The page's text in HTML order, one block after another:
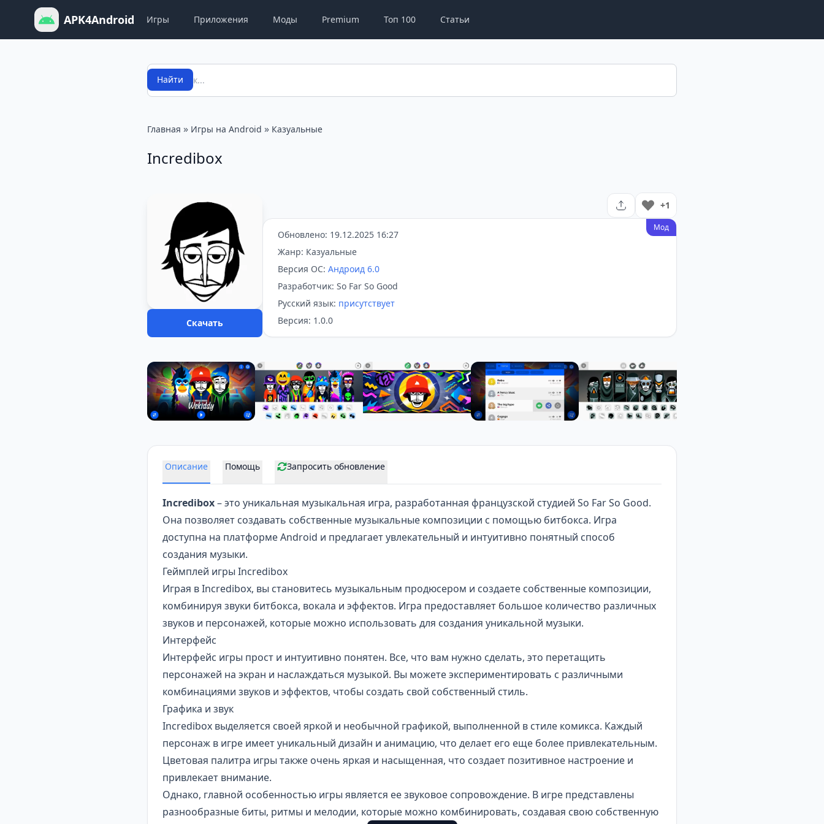
APK4Android Игры Приложения Моды Premium Топ 100 Статьи
Поиск
Найти
Главная » Игры на Android » Казуальные
Incredibox
Скачать
+1
Мод
Обновлено: 19.12.2025 16:27
Жанр: Казуальные
Версия ОС: Андроид 6.0
Разработчик: So Far So Good
Русский язык: присутствует
Версия: 1.0.0
Описание Помощь Запросить обновление
Incredibox– это уникальная музыкальная игра, разработанная французской студией So Far So Good.
Она позволяет создавать собственные музыкальные композиции с помощью битбокса. Игра
доступна на платформе Android и предлагает увлекательный и интуитивно понятный способ
создания музыки.
Геймплей игры Incredibox
Играя в Incredibox, вы становитесь музыкальным продюсером и создаете собственные композиции,
комбинируя звуки битбокса, вокала и эффектов. Игра предоставляет большое количество различных
звуков и персонажей, которые можно использовать для создания уникальной музыки.
Интерфейс
Интерфейс игры прост и интуитивно понятен. Все, что вам нужно сделать, это перетащить
персонажей на экран и наслаждаться музыкой. Вы можете экспериментировать с различными
комбинациями звуков и эффектов, чтобы создать свой собственный стиль.
Графика и звук
Incredibox выделяется своей яркой и необычной графикой, выполненной в стиле комикса. Каждый
персонаж в игре имеет уникальный дизайн и анимацию, что делает его еще более привлекательным.
Цветовая палитра игры также очень яркая и насыщенная, что создает позитивное настроение и
привлекает внимание.
Однако, главной особенностью игры является ее звуковое сопровождение. В игре представлены
разнообразные биты, ритмы и мелодии, которые можно комбинировать, создавая свою собственную